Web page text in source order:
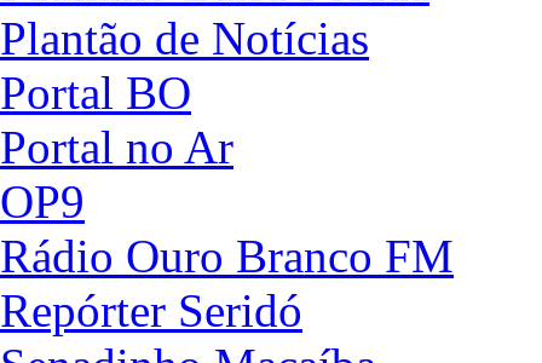
Plantão de Notícias
Portal BO
Portal no Ar
OP9
Rádio Ouro Branco FM
Repórter Seridó